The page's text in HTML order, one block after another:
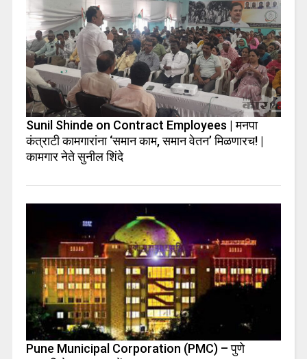
Sunil Shinde on Contract Employees | मनपा
कंत्राटी कामगारांना ‘समान काम, समान वेतन’ मिळणारच! |
कामगार नेते सुनील शिंदे
Pune Municipal Corporation (PMC) – पुणे